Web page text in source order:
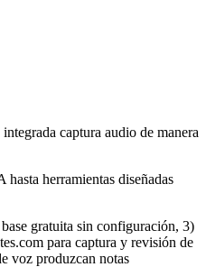
captura audio de manera
herramientas diseñadas
gratuita sin configuración, 3)
para captura y revisión de
voz produzcan notas